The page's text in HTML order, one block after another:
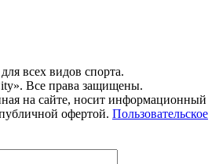
всех видов спорта.
Все права защищены.
на сайте, носит информационный
офертой. Пользовательское